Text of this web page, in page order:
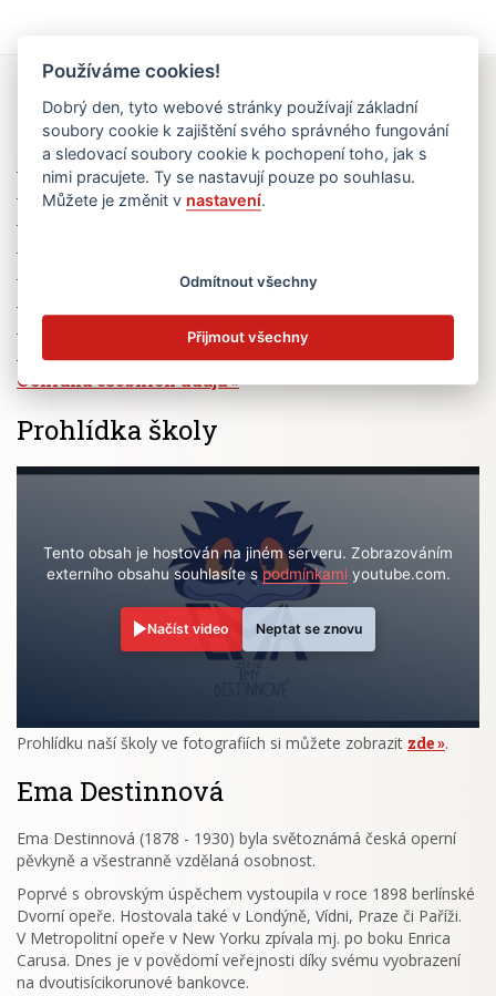
Rychlé odkazy
Elektronická žákovská knížka
Jídelní lístek
Volná pracovní místa
Zřizovatel školy (MČ Praha 6)
Ochrana osobních údajů
Prohlídka školy
Tento obsah je hostován na jiném serveru. Zobrazováním
externího obsahu souhlasíte spodmínkamiyoutube.com.
Načíst video Neptat se znovu
Prohlídku naší školy ve fotografiích si můžete zobrazit zde .
Ema Destinnová
Ema Destinnová (1878 - 1930) byla světoznámá česká operní
pěvkyně a všestranně vzdělaná osobnost.
Poprvé s obrovským úspěchem vystoupila v roce 1898 berlínské
Dvorní opeře. Hostovala také v Londýně, Vídni, Praze či Paříži.
V Metropolitní opeře v New Yorku zpívala mj. po boku Enrica
Carusa. Dnes je v povědomí veřejnosti díky svému vyobrazení
na dvoutisícikorunové bankovce.
Používáme cookies!
Dobrý den, tyto webové stránky používají základní
soubory cookie k zajištění svého správného fungování
a sledovací soubory cookie k pochopení toho, jak s
nimi pracujete. Ty se nastavují pouze po souhlasu.
Můžete je změnit v nastavení.
Odmítnout všechny
Přijmout všechny